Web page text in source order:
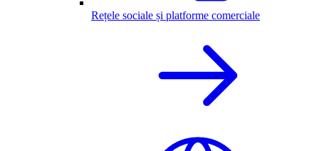
Rețele sociale și platforme comerciale